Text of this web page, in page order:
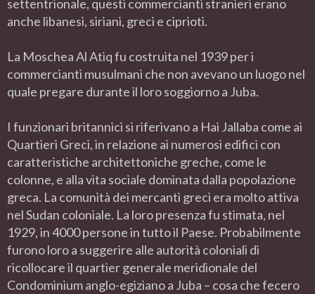
settentrionale, questi commercianti stranieri erano
anche libanesi, siriani, greci e ciprioti.
La Moschea Al Atiq fu costruita nel 1939 per i
commercianti musulmani che non avevano un luogo nel
quale pregare durante il loro soggiorno a Juba.
I funzionari britannici si riferivano a Hai Jallaba come ai
Quartieri Greci, in relazione ai numerosi edifici con
caratteristiche architettoniche greche, come le
colonne, e alla vita sociale dominata dalla popolazione
greca. La comunità dei mercanti greci era molto attiva
nel Sudan coloniale. La loro presenza fu stimata, nel
1929, in 4000 persone in tutto il Paese. Probabilmente
furono loro a suggerire alle autorità coloniali di
ricollocare il quartier generale meridionale del
Condominium anglo-egiziano a Juba – cosa che fecero